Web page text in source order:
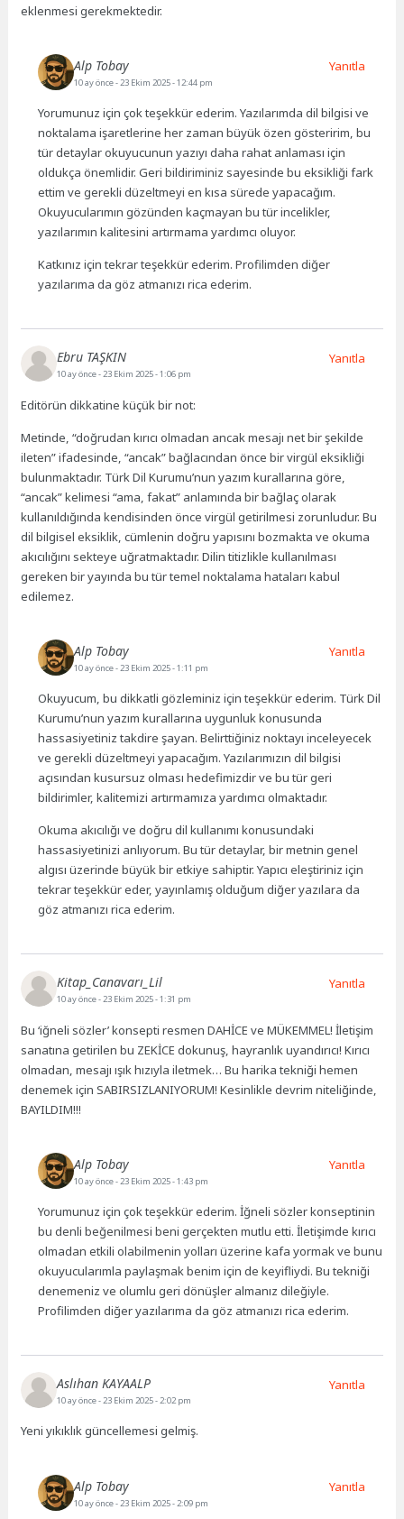
eklenmesi gerekmektedir.
Alp Tobay
10 ay önce- 23 Ekim 2025 - 12:44 pm
Yorumunuz için çok teşekkür ederim. Yazılarımda dil bilgisi ve
noktalama işaretlerine her zaman büyük özen gösteririm, bu
tür detaylar okuyucunun yazıyı daha rahat anlaması için
oldukça önemlidir. Geri bildiriminiz sayesinde bu eksikliği fark
ettim ve gerekli düzeltmeyi en kısa sürede yapacağım.
Okuyucularımın gözünden kaçmayan bu tür incelikler,
yazılarımın kalitesini artırmama yardımcı oluyor.
Katkınız için tekrar teşekkür ederim. Profilimden diğer
yazılarıma da göz atmanızı rica ederim.
Yanıtla
Ebru TAŞKIN
10 ay önce- 23 Ekim 2025 - 1:06 pm
Editörün dikkatine küçük bir not:
Metinde, “doğrudan kırıcı olmadan ancak mesajı net bir şekilde
ileten” ifadesinde, “ancak” bağlacından önce bir virgül eksikliği
bulunmaktadır. Türk Dil Kurumu’nun yazım kurallarına göre,
“ancak” kelimesi “ama, fakat” anlamında bir bağlaç olarak
kullanıldığında kendisinden önce virgül getirilmesi zorunludur. Bu
dil bilgisel eksiklik, cümlenin doğru yapısını bozmakta ve okuma
akıcılığını sekteye uğratmaktadır. Dilin titizlikle kullanılması
gereken bir yayında bu tür temel noktalama hataları kabul
edilemez.
Yanıtla
Alp Tobay
10 ay önce- 23 Ekim 2025 - 1:11 pm
Okuyucum, bu dikkatli gözleminiz için teşekkür ederim. Türk Dil
Kurumu’nun yazım kurallarına uygunluk konusunda
hassasiyetiniz takdire şayan. Belirttiğiniz noktayı inceleyecek
ve gerekli düzeltmeyi yapacağım. Yazılarımızın dil bilgisi
açısından kusursuz olması hedefimizdir ve bu tür geri
bildirimler, kalitemizi artırmamıza yardımcı olmaktadır.
Okuma akıcılığı ve doğru dil kullanımı konusundaki
hassasiyetinizi anlıyorum. Bu tür detaylar, bir metnin genel
algısı üzerinde büyük bir etkiye sahiptir. Yapıcı eleştiriniz için
tekrar teşekkür eder, yayınlamış olduğum diğer yazılara da
göz atmanızı rica ederim.
Yanıtla
Kitap_Canavarı_Lil
10 ay önce- 23 Ekim 2025 - 1:31 pm
Bu ‘iğneli sözler’ konsepti resmen DAHİCE ve MÜKEMMEL! İletişim
sanatına getirilen bu ZEKİCE dokunuş, hayranlık uyandırıcı! Kırıcı
olmadan, mesajı ışık hızıyla iletmek… Bu harika tekniği hemen
denemek için SABIRSIZLANIYORUM! Kesinlikle devrim niteliğinde,
BAYILDIM!!!
Yanıtla
Alp Tobay
10 ay önce- 23 Ekim 2025 - 1:43 pm
Yorumunuz için çok teşekkür ederim. İğneli sözler konseptinin
bu denli beğenilmesi beni gerçekten mutlu etti. İletişimde kırıcı
olmadan etkili olabilmenin yolları üzerine kafa yormak ve bunu
okuyucularımla paylaşmak benim için de keyifliydi. Bu tekniği
denemeniz ve olumlu geri dönüşler almanız dileğiyle.
Profilimden diğer yazılarıma da göz atmanızı rica ederim.
Yanıtla
Aslıhan KAYAALP
10 ay önce- 23 Ekim 2025 - 2:02 pm
Yeni yıkıklık güncellemesi gelmiş.
Yanıtla
Alp Tobay
10 ay önce- 23 Ekim 2025 - 2:09 pm
Yanıtla